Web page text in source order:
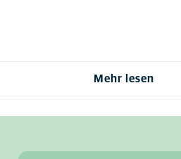
Mehr lesen